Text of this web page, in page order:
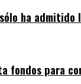
ha
fondos para